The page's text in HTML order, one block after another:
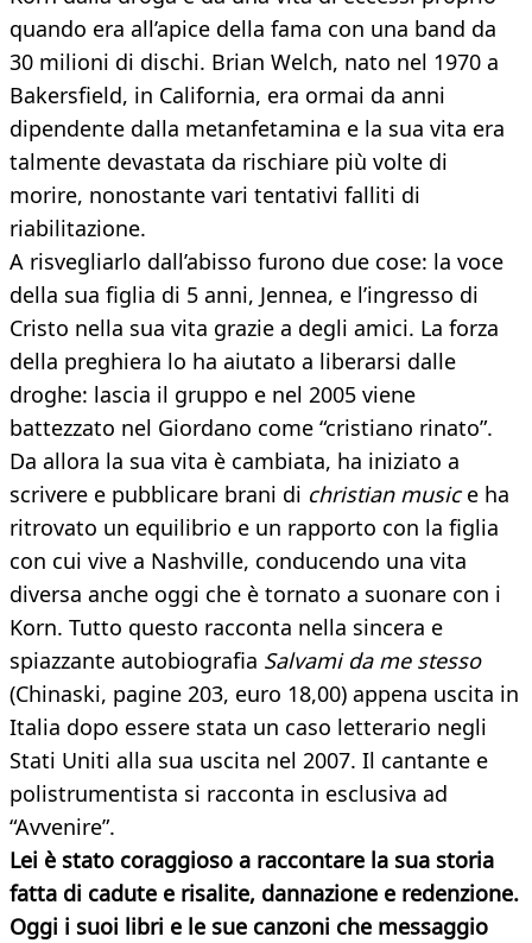
quando era all’apice della fama con una band da
30 milioni di dischi. Brian Welch, nato nel 1970 a
Bakersfield, in California, era ormai da anni
dipendente dalla metanfetamina e la sua vita era
talmente devastata da rischiare più volte di
morire, nonostante vari tentativi falliti di
riabilitazione.
A risvegliarlo dall’abisso furono due cose: la voce
della sua figlia di 5 anni, Jennea, e l’ingresso di
Cristo nella sua vita grazie a degli amici. La forza
della preghiera lo ha aiutato a liberarsi dalle
droghe: lascia il gruppo e nel 2005 viene
battezzato nel Giordano come “cristiano rinato”.
Da allora la sua vita è cambiata, ha iniziato a
scrivere e pubblicare brani di christian musice ha
ritrovato un equilibrio e un rapporto con la figlia
con cui vive a Nashville, conducendo una vita
diversa anche oggi che è tornato a suonare con i
Korn. Tutto questo racconta nella sincera e
spiazzante autobiografia Salvami da me stesso
(Chinaski, pagine 203, euro 18,00) appena uscita in
Italia dopo essere stata un caso letterario negli
Stati Uniti alla sua uscita nel 2007. Il cantante e
polistrumentista si racconta in esclusiva ad
“Avvenire”.
Lei è stato coraggioso a raccontare la sua storia
fatta di cadute e risalite, dannazione e redenzione.
Oggi i suoi libri e le sue canzoni che messaggio